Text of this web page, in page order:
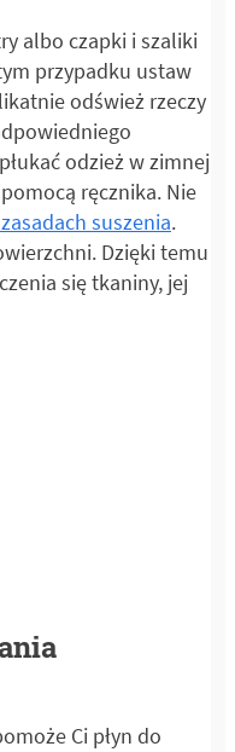
albo czapki i szaliki
przypadku ustaw
odśwież rzeczy
odzież w zimnej
ręcznika. Nie
suszenia.
Dzięki temu
się tkaniny, jej
Ci płyn do